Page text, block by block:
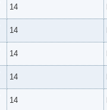
14
14
14
14
14